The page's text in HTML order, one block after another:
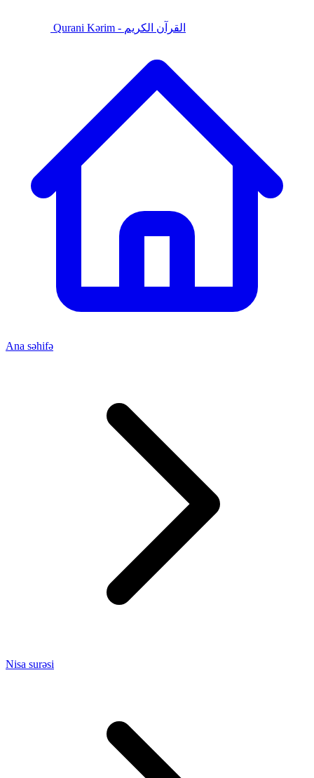
Qurani Kərim - القرآن الكريم
Ana səhifə
Nisa surəsi